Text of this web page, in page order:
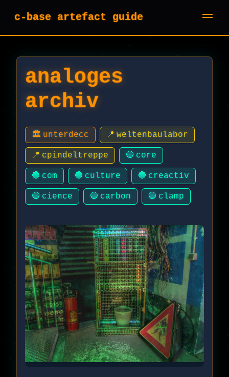
c-base artefact guide
analoges
archiv
🏛️ unterdecc 📍 weltenbaulabor
📍 cpindeltreppe 🔵 core
🔵 com 🔵 culture 🔵 creactiv
🔵 cience 🔵 carbon 🔵 clamp